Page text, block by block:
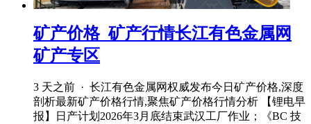
矿产价格_矿产行情长江有色金属网
矿产专区
3 天之前 · 长江有色金属网权威发布今日矿产价格,深度
剖析最新矿产价格行情,聚焦矿产价格行情分析 【锂电早
报】日产计划2026年3月底结束武汉工厂作业；《BC 技